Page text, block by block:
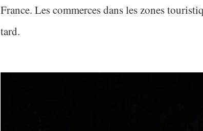
France. Les commerces dans les zones
tard.